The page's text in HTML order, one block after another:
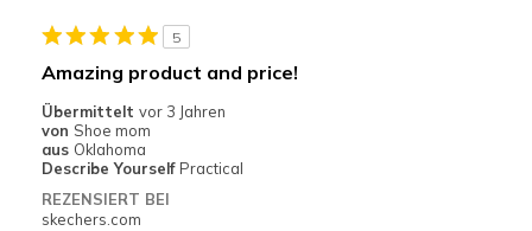
5
Amazing product and price!
Übermittelt vor 3 Jahren
von Shoe mom
aus Oklahoma
Describe Yourself Practical
REZENSIERT BEI
skechers.com